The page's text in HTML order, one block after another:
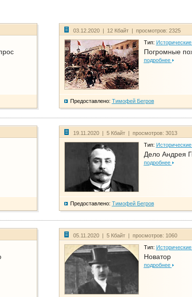
03.12.2020 | 12 Кбайт | просмотров: 2325
Тип:
Погромные
подробнее
Предоставлено: Тимофей Бегров
19.11.2020 | 5 Кбайт | просмотров: 3013
Тип:
Дело Андрея
подробнее
Предоставлено: Тимофей Бегров
05.11.2020 | 5 Кбайт | просмотров: 1060
Тип:
Новатор
подробнее